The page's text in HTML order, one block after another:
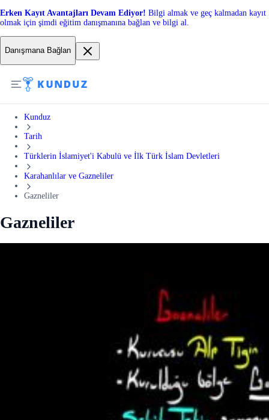
Erken Kayıt Avantajları Devam Ediyor! Bilgi almak ve geç kalmadan kayıt
olmak için şimdi eğitim danışmanına bağlan ve bilgi al.
Danışmana Bağlan
Kunduz
Tarih
Türklerin İslamiyet'i Kabulü ve İlk Türk İslam Devletleri
Karahanlılar ve Gazneliler
Gazneliler
Gazneliler